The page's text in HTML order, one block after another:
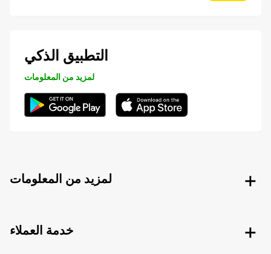
التطبيق الذكي
لمزيد من المعلومات
لمزيد من المعلومات
خدمة العملاء